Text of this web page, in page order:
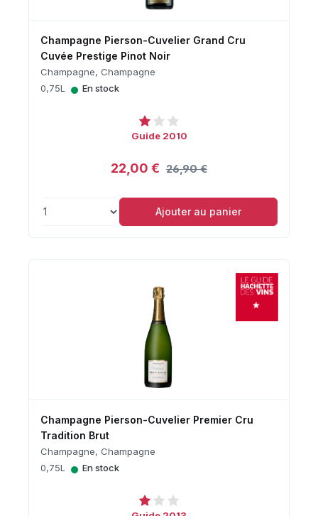
Champagne Pierson-Cuvelier Grand Cru
Cuvée Prestige Pinot Noir
Champagne, Champagne
0,75L
• En stock
Guide 2010
22,00 € 26,90 €
Ajouter au panier
Champagne Pierson-Cuvelier Premier Cru
Tradition Brut
Champagne, Champagne
0,75L
• En stock